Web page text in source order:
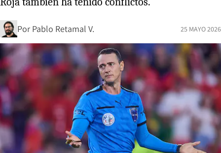
Por Pablo Retamal V. 25 MAYO 2026